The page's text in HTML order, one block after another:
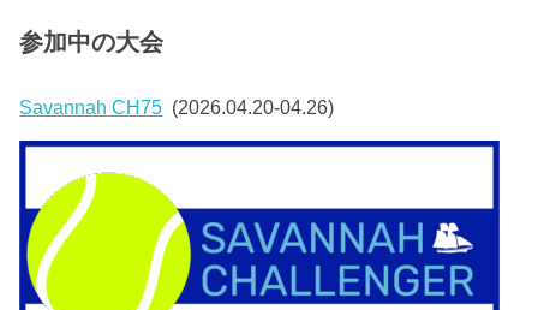
参加中の大会
Savannah CH75 (2026.04.20-04.26)